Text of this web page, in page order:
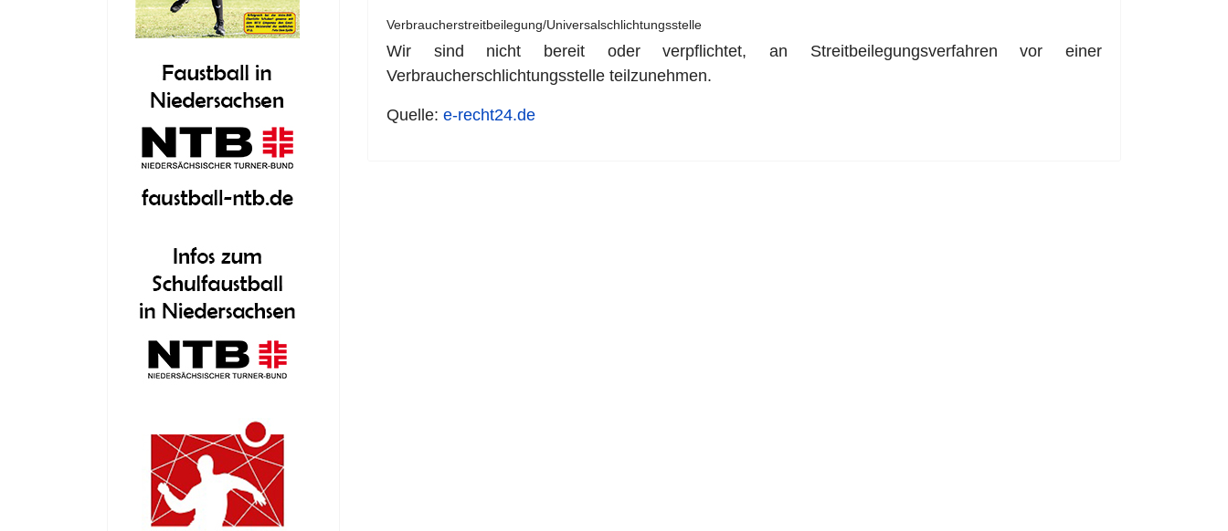
Verbraucher­streit­beilegung/Universal­schlichtungs­stelle
Wir sind nicht bereit oder verpflichtet, an Streitbeilegungsverfahren vor einer
Verbraucherschlichtungsstelle teilzunehmen.
Quelle: e-recht24.de